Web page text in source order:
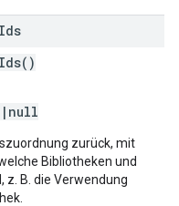
Ids
zurück, mit
Bibliotheken und
z. B. die Verwendung